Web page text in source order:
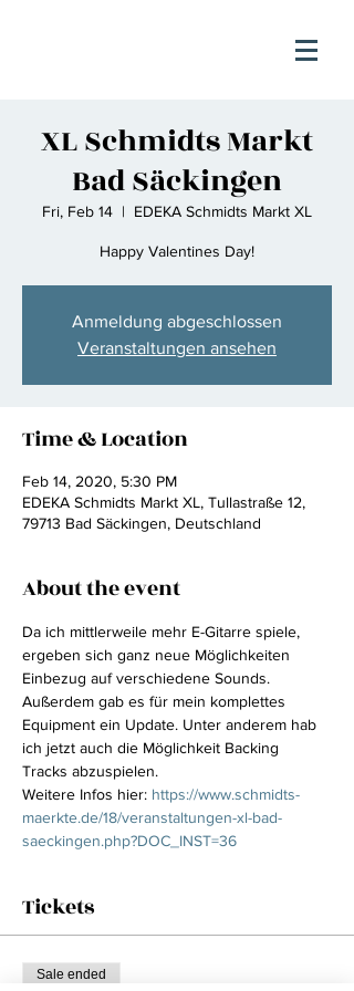
XL Schmidts Markt
Bad Säckingen
Fri, Feb 14
  |
EDEKA Schmidts Markt XL
Happy Valentines Day!
Anmeldung abgeschlossen
Veranstaltungen ansehen
Time & Location
Feb 14, 2020, 5:30 PM
EDEKA Schmidts Markt XL, Tullastraße 12,
79713 Bad Säckingen, Deutschland
About the event
Da ich mittlerweile mehr E-Gitarre spiele,
ergeben sich ganz neue Möglichkeiten
Einbezug auf verschiedene Sounds.
Außerdem gab es für mein komplettes
Equipment ein Update. Unter anderem hab
ich jetzt auch die Möglichkeit Backing
Tracks abzuspielen.
Weitere Infos hier: https://www.schmidts-
maerkte.de/18/veranstaltungen-xl-bad-
saeckingen.php?DOC_INST=36
Tickets
Sale ended